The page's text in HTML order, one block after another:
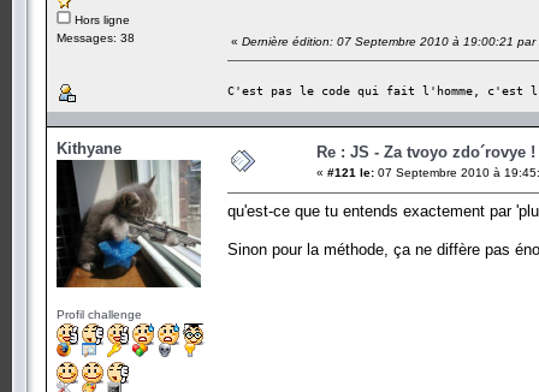
Hors ligne
Messages: 38
« Dernière édition: 07 Septembre 2010 à 19:00:21 par
C'est pas le code qui fait l'homme, c'est
Kithyane
Profil challenge
Re : JS - Za tvoyo zdo´rovye !
« #121 le: 07 Septembre 2010 à
qu'est-ce que tu entends exactement par
Sinon pour la méthode, ça ne diffère pas